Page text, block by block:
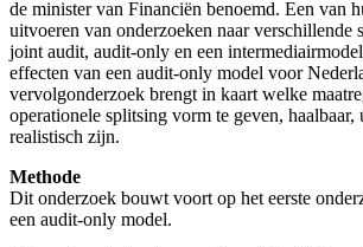
de minister van Financiën benoemd. Een van
uitvoeren van onderzoeken naar verschillende
joint audit, audit-only en een
effecten van een audit-only model voor
vervolgonderzoek brengt in kaart welke
operationele splitsing vorm te geven, haalbaar,
realistisch zijn.
Methode
Dit onderzoek bouwt voort op het eerste
een audit-only model.